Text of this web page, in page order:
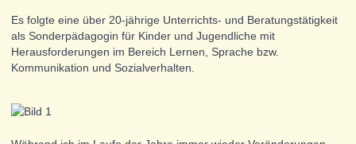
Es folgte eine über 20-jährige Unterrichts- und Beratungstätigkeit
als Sonderpädagogin für Kinder und Jugendliche mit
Herausforderungen im Bereich Lernen, Sprache bzw.
Kommunikation und Sozialverhalten.